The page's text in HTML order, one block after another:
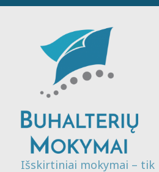
Išskirtiniai mokymai – tik